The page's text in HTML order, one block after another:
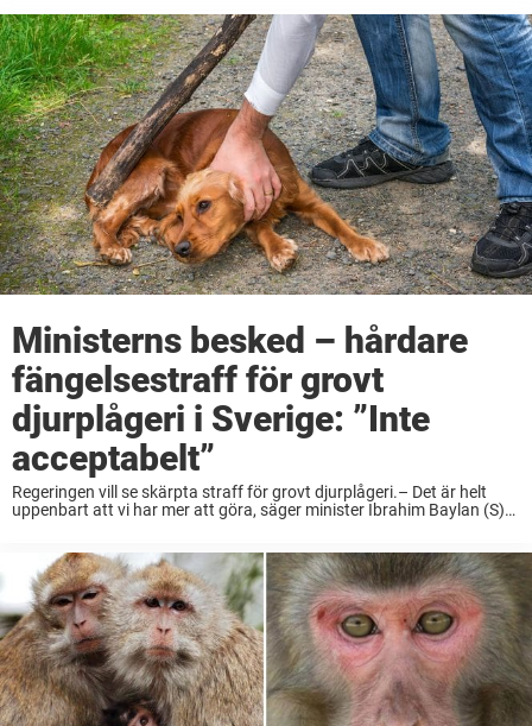
Ministerns besked – hårdare
fängelsestraff för grovt
djurplågeri i Sverige: ”Inte
acceptabelt”
Regeringen vill se skärpta straff för grovt djurplågeri.– Det är helt
uppenbart att vi har mer att göra, säger minister Ibrahim Baylan (S)